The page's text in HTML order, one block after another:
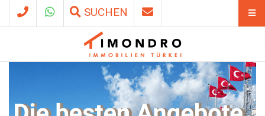
SUCHEN